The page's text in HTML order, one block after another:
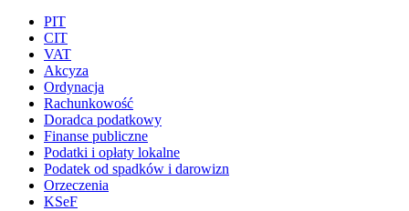
PIT
CIT
VAT
Akcyza
Ordynacja
Rachunkowość
Doradca podatkowy
Finanse publiczne
Podatki i opłaty lokalne
Podatek od spadków i darowizn
Orzeczenia
KSeF